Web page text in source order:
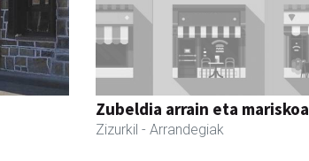
Zubeldia arrain eta mariskoa
Zizurkil - Arrandegiak